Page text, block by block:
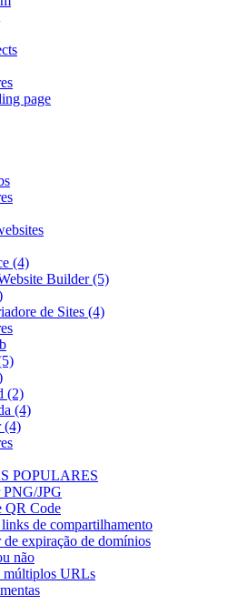
page
(4)
Builder(5)
de Sites (4)
(2)
(4)
(4)
POPULARES
JPG
QR Code
de compartilhamento
expiração de domínios
não
múltiplos URLs